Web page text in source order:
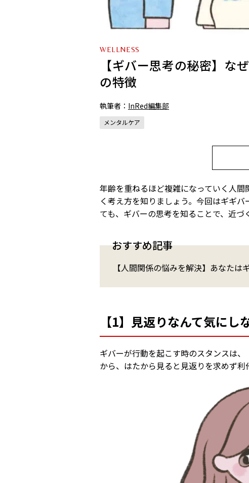
WELLNESS
【ギバー思考の秘密】な
の特徴
執筆者： InRed編集部
メンタルケア
年齢を重ねるほど複雑になっていく人
く考え方を知りましょう。今回はギギ
ても、ギバーの思考を知ることで、近づ
おすすめ記事
【人間関係の悩みを解決】あなた
【1】見返りなんて気に
ギバーが行動を起こす時のスタンスは
から、はたから見ると見返りを求めず利